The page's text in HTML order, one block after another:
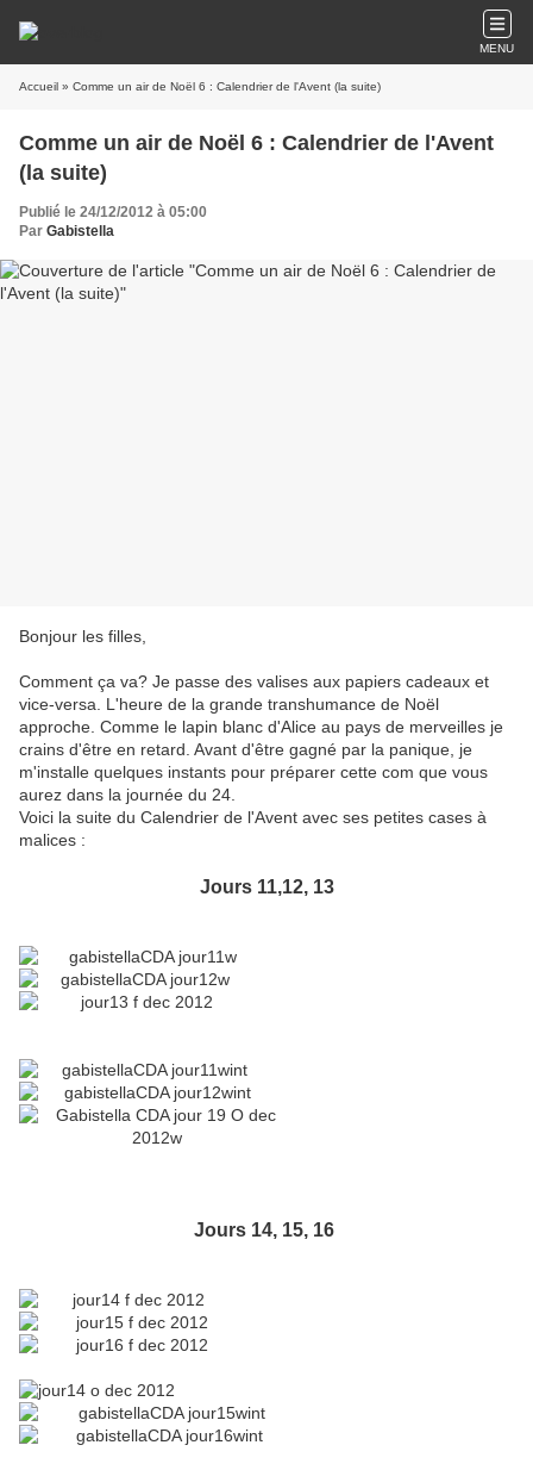
MENU
Accueil » Comme un air de Noël 6 : Calendrier de l'Avent (la suite)
Comme un air de Noël 6 : Calendrier de l'Avent
(la suite)
Publié le 24/12/2012 à 05:00
Par Gabistella
Bonjour les filles,
Comment ça va? Je passe des valises aux papiers cadeaux et
vice-versa. L'heure de la grande transhumance de Noël
approche. Comme le lapin blanc d'Alice au pays de merveilles je
crains d'être en retard. Avant d'être gagné par la panique, je
m'installe quelques instants pour préparer cette com que vous
aurez dans la journée du 24.
Voici la suite du Calendrier de l'Avent avec ses petites cases à
malices :
Jours 11,12, 13
Jours 14, 15, 16